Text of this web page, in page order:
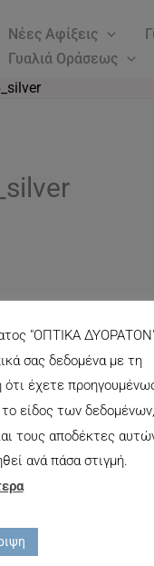
Νέες Αφίξεις
Γυαλιά Οράσεως
"ΟΠΤΙΚΑ
σας δεδομένα με τη
έχετε
είδος των δεδομένων,
τους αποδέκτες
ανά πάσα στιγμή.